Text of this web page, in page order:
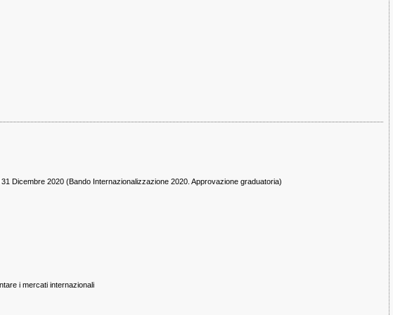
Dicembre 2020 (Bando Internazionalizzazione 2020. Approvazione graduatoria)
i mercati internazionali